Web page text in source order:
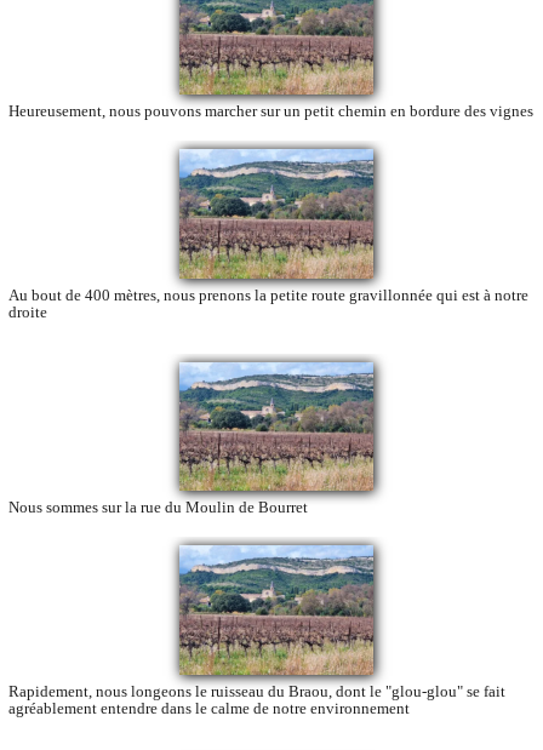
Heureusement, nous pouvons marcher sur un petit chemin en bordure des vignes
Au bout de 400 mètres, nous prenons la petite route gravillonnée qui est à notre
droite
Nous sommes sur la rue du Moulin de Bourret
Rapidement, nous longeons le ruisseau du Braou, dont le "glou-glou" se fait
agréablement entendre dans le calme de notre environnement